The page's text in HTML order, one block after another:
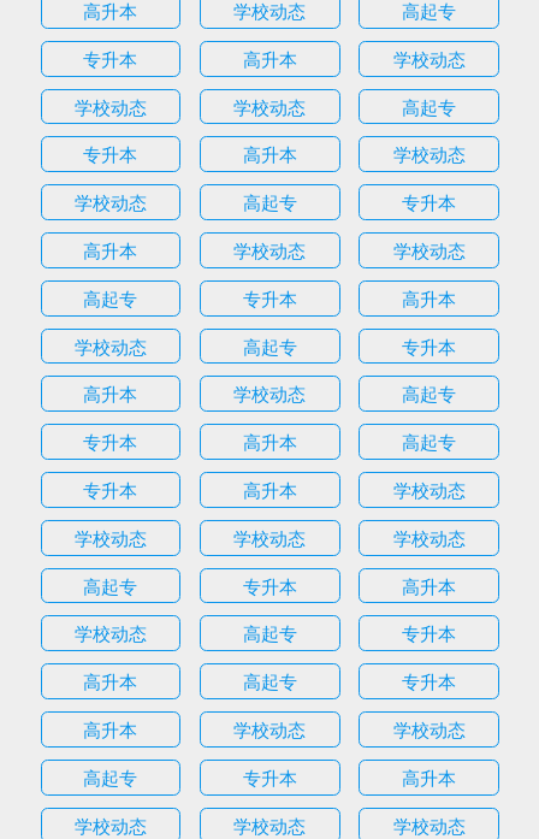
高升本
学校动态
高起专
专升本
高升本
学校动态
学校动态
学校动态
高起专
专升本
高升本
学校动态
学校动态
高起专
专升本
高升本
学校动态
学校动态
高起专
专升本
高升本
学校动态
高起专
专升本
高升本
学校动态
高起专
专升本
高升本
高起专
专升本
高升本
学校动态
学校动态
学校动态
学校动态
高起专
专升本
高升本
学校动态
高起专
专升本
高升本
高起专
专升本
高升本
学校动态
学校动态
高起专
专升本
高升本
学校动态
学校动态
学校动态